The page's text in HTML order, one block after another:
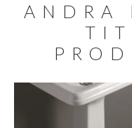
ANDRA